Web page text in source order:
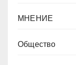
МНЕНИЕ
Общество